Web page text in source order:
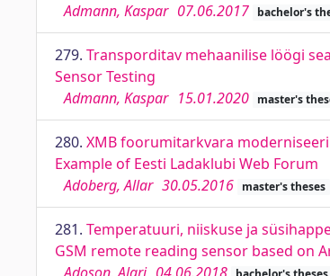
Admann, Kaspar 07.06.2017 bachelor's
279. Transporditav mehaanilise löögi
Sensor Testing
Admann, Kaspar 15.01.2020 master's
280. XMB foorumitarkvara
Example of Eesti Ladaklubi Web Forum
Adoberg, Allar 30.05.2016 master's theses
281. Temperatuuri, niiskuse ja
GSM remote reading sensor based on